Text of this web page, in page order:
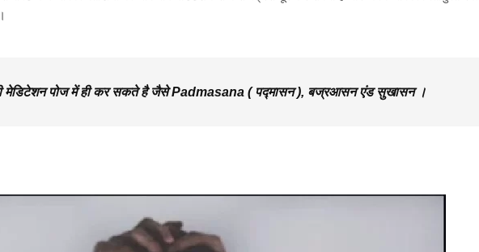
मेडिटेशन पोज में ही कर सकते है जैसे Padmasana ( पद्मासन ), बज्रआसन एंड सुखासन ।